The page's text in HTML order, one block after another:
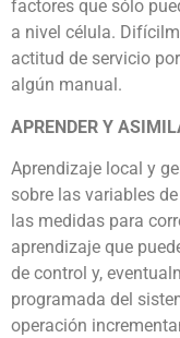
factores que sólo
a nivel célula.
actitud de servicio
algún manual.
APRENDER Y
Aprendizaje local y
sobre las variables
las medidas para
aprendizaje que
de control y,
programada del
operación